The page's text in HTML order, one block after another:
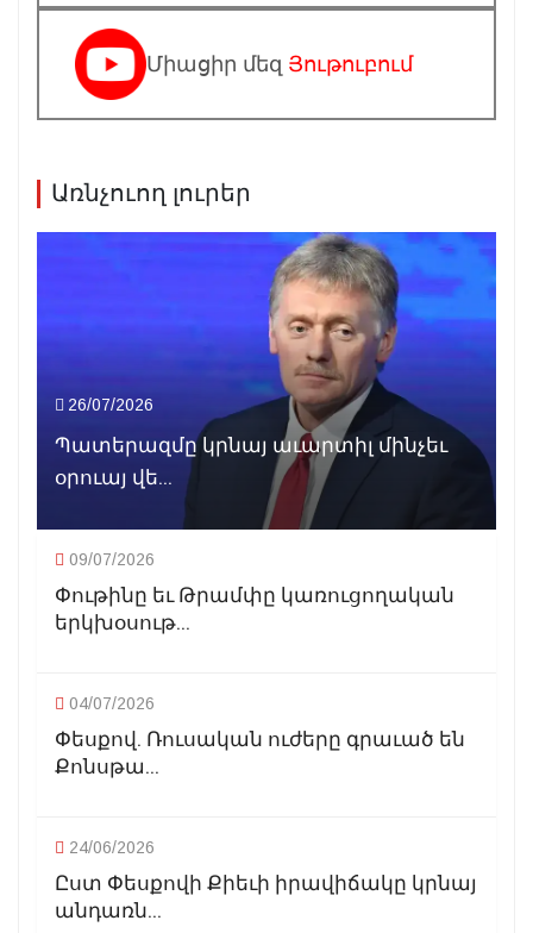
Միացիր մեզ Յութուբում
Առնչուող լուրեր
26/07/2026
Պատերազմը կրնայ աւարտիլ մինչեւ
օրուայ վե...
09/07/2026
Փութինը եւ Թրամփը կառուցողական
երկխօսութ...
04/07/2026
Փեսքով. Ռուսական ուժերը գրաւած են
Քոնսթա...
24/06/2026
Ըստ Փեսքովի Քիեւի իրավիճակը կրնայ
անդառն...